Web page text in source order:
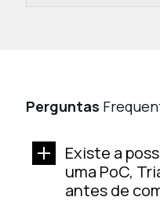
Perguntas
Existe a
uma PoC,
antes de